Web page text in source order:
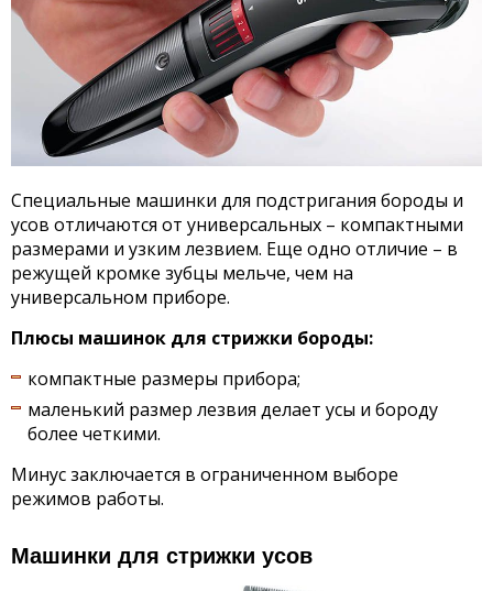
Специальные машинки для подстригания бороды и
усов отличаются от универсальных – компактными
размерами и узким лезвием. Еще одно отличие – в
режущей кромке зубцы мельче, чем на
универсальном приборе.
Плюсы машинок для стрижки бороды:
компактные размеры прибора;
маленький размер лезвия делает усы и бороду
более четкими.
Минус заключается в ограниченном выборе
режимов работы.
Машинки для стрижки усов